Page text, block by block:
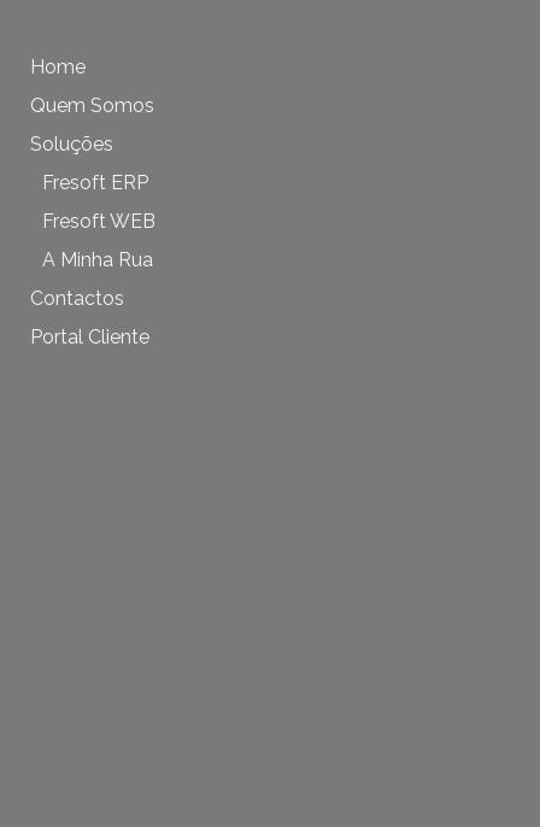
Home
Quem Somos
Soluções
Fresoft ERP
Fresoft WEB
A Minha Rua
Contactos
Portal Cliente